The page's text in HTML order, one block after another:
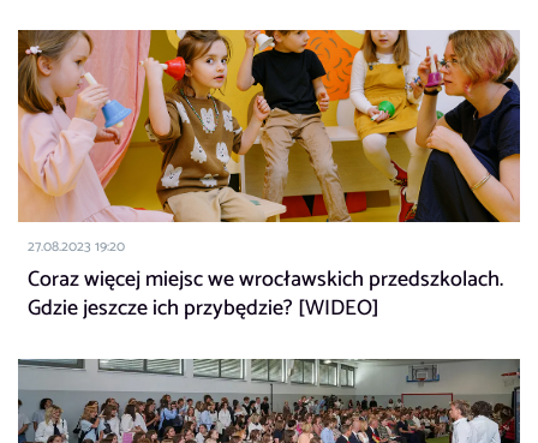
27.08.2023 19:20
Coraz więcej miejsc we wrocławskich przedszkolach.
Gdzie jeszcze ich przybędzie? [WIDEO]